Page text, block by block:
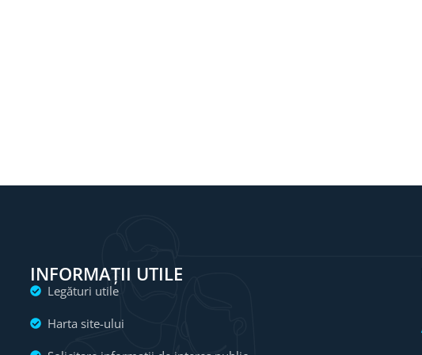
INFORMAȚII UTILE
Legături utile
Harta site-ului